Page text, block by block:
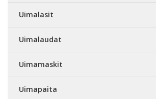
Uimalasit
Uimalaudat
Uimamaskit
Uimapaita